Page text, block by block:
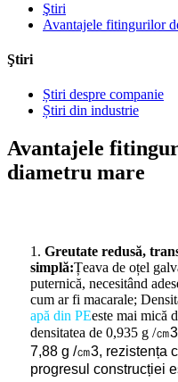
Ştiri
Avantajele fitingurilor
Ştiri
Știri despre companie
Știri din industrie
Avantajele
diametru mare
1. Greutate redusă,
simplă:Țeava de oțel
puternică, necesitând
cum ar fi macarale;
apă din PEeste mai mică
densitatea de 0,935 g /㎝
7,88 g /㎝3, rezistența
progresul construcției